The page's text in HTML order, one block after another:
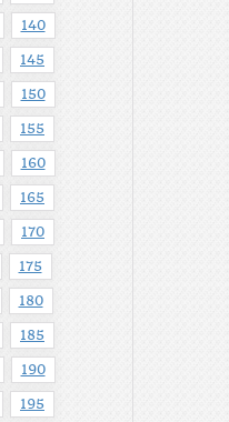
140
145
150
155
160
165
170
175
180
185
190
195